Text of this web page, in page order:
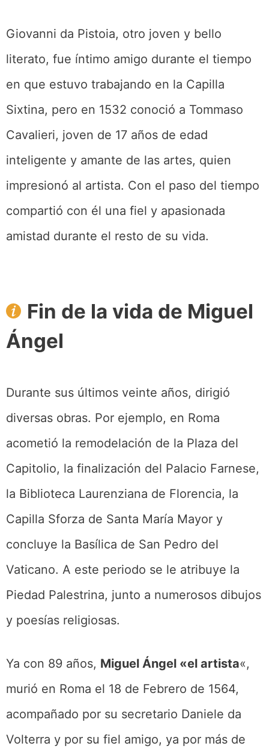
Giovanni da Pistoia, otro joven y bello
literato, fue íntimo amigo durante el tiempo
en que estuvo trabajando en la Capilla
Sixtina, pero en 1532 conoció a Tommaso
Cavalieri, joven de 17 años de edad
inteligente y amante de las artes, quien
impresionó al artista. Con el paso del tiempo
compartió con él una fiel y apasionada
amistad durante el resto de su vida.
Fin de la vida de Miguel
Ángel
Durante sus últimos veinte años, dirigió
diversas obras. Por ejemplo, en Roma
acometió la remodelación de la Plaza del
Capitolio, la finalización del Palacio Farnese,
la Biblioteca Laurenziana de Florencia, la
Capilla Sforza de Santa María Mayor y
concluye la Basílica de San Pedro del
Vaticano. A este periodo se le atribuye la
Piedad Palestrina, junto a numerosos dibujos
y poesías religiosas.
Ya con 89 años, Miguel Ángel «el artista«,
murió en Roma el 18 de Febrero de 1564,
acompañado por su secretario Daniele da
Volterra y por su fiel amigo, ya por más de